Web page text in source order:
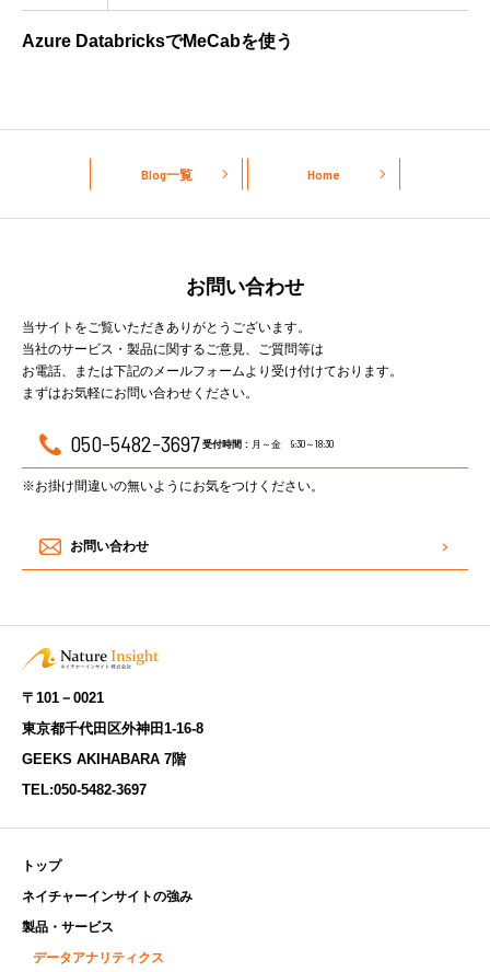
Azure DatabricksでMeCabを使う
Blog一覧 Home
お問い合わせ
当サイトをご覧いただきありがとうございます。
当社のサービス・製品に関するご意見、ご質問等は
お電話、または下記のメールフォームより受け付けております。
まずはお気軽にお問い合わせください。
050-5482-3697 受付時間 : 月～金 9:30～18:30
※お掛け間違いの無いようにお気をつけください。
お問い合わせ
〒101－0021
東京都千代田区外神田1-16-8
GEEKS AKIHABARA 7階
TEL:050-5482-3697
トップ
ネイチャーインサイトの強み
製品・サービス
データアナリティクス